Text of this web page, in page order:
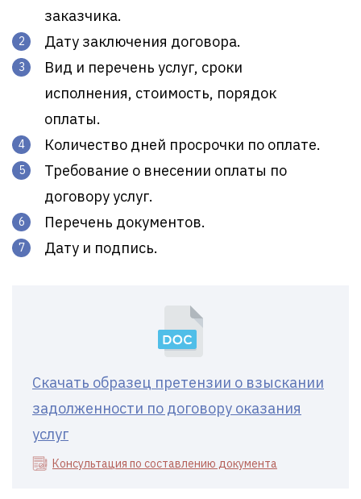
заказчика.
Дату заключения договора.
Вид и перечень услуг, сроки
исполнения, стоимость, порядок
оплаты.
Количество дней просрочки по оплате.
Требование о внесении оплаты по
договору услуг.
Перечень документов.
Дату и подпись.
Скачать образец претензии о взыскании
задолженности по договору оказания
услуг
Консультация по составлению документа